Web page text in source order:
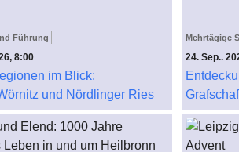
Führung
8:00
im Blick:
und Nördlinger Ries
Mehrtägige
24. Sep..